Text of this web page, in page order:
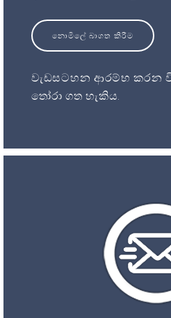
නොමිලේ බාගත කිරීම
වැඩසටහන ආරම්භ කරන
තෝරා ගත හැකිය.